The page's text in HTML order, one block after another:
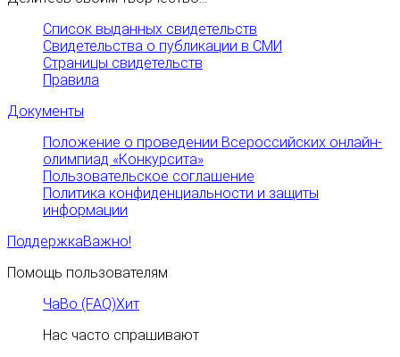
Список выданных свидетельств
Свидетельства о публикации в СМИ
Страницы свидетельств
Правила
Документы
Положение о проведении Всероссийских онлайн-
олимпиад «Конкурсита»
Пользовательское соглашение
Политика конфиденциальности и защиты
информации
ПоддержкаВажно!
Помощь пользователям
ЧаВо (FAQ)Хит
Нас часто спрашивают